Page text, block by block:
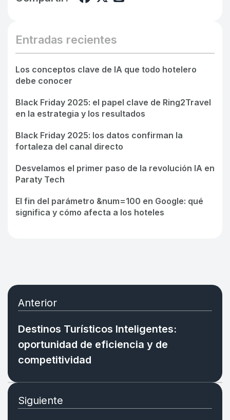
Entradas recientes
Los conceptos clave de IA que todo hotelero
debe conocer
Black Friday 2025: el papel clave de Ring2Travel
en la estrategia y los resultados
Black Friday 2025: los datos confirman la
fortaleza del canal directo
Desvelamos el primer paso de la revolución IA en
Paraty Tech
El fin del parámetro &num=100 en Google: qué
significa y cómo afecta a los hoteles
Anterior
Destinos Turísticos Inteligentes:
oportunidad de eficiencia y de
competitividad
Siguiente